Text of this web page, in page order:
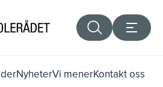
NyheterVi menerKontakt oss